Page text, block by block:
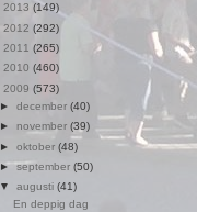
2013 (149)
2012 (292)
2011 (265)
2010 (460)
2009 (573)
► december (40)
► november (39)
► oktober (48)
►september (50)
▼ augusti (41)
En deppig dag